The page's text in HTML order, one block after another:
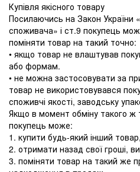
Купівля якісного товару
Посилаючись на Закон України
споживача» і ст.9 покупець
поміняти товар на такий точно:
• якщо товар не влаштував
або формам.
• не можна застосовувати за
товар не використовувався
споживчі якості, заводську
Якщо в момент обміну такого ж
покупець може:
1. купити будь-який інший товар,
2. отримати назад свої гроші,
3. поміняти товар на такий же